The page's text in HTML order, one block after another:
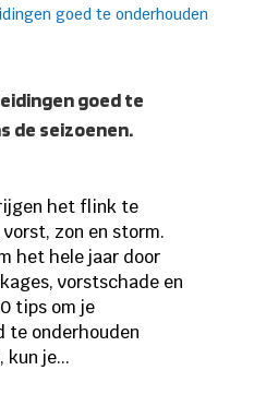
goed te
de seizoenen.
het flink te
zon en storm.
het hele jaar door
vorstschade en
tips om je
te onderhouden
kun je...